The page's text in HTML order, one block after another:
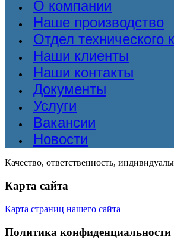
О компании
Наше производство
Отдел технического
Наши клиенты
Наши контакты
Документы
Услуги
Вакансии
Новости
Качество, ответственность,
Карта сайта
Карта страниц нашего сайта
Политика конфиденциальности